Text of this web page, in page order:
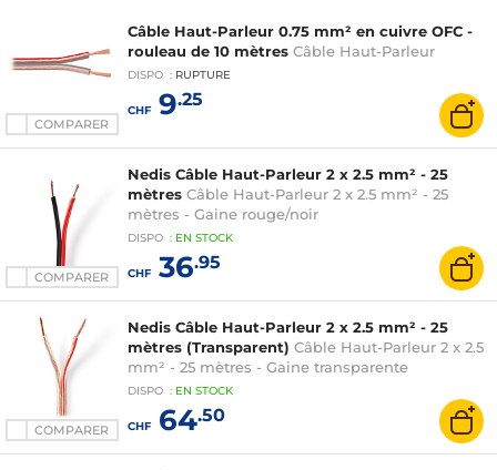
COMPARER
Câble Haut-Parleur 0.75 mm² en cuivre OFC -
rouleau de 10 mètres Câble Haut-Parleur
DISPO : RUPTURE
CHF9.25
COMPARER
Nedis Câble Haut-Parleur 2 x 2.5 mm² - 25
mètres Câble Haut-Parleur 2 x 2.5 mm² - 25
mètres - Gaine rouge/noir
DISPO : EN STOCK
CHF36.95
COMPARER
Nedis Câble Haut-Parleur 2 x 2.5 mm² - 25
mètres (Transparent) Câble Haut-Parleur 2 x 2.5
mm² - 25 mètres - Gaine transparente
DISPO : EN STOCK
CHF64.50